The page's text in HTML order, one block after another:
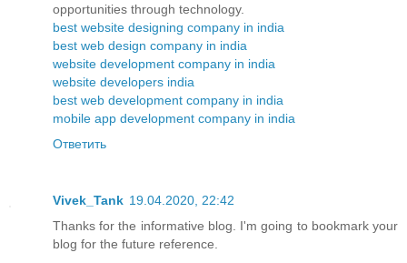
opportunities through technology.
best website designing company in india
best web design company in india
website development company in india
website developers india
best web development company in india
mobile app development company in india
Ответить
Vivek_Tank 19.04.2020, 22:42
Thanks for the informative blog. I'm going to bookmark your
blog for the future reference.